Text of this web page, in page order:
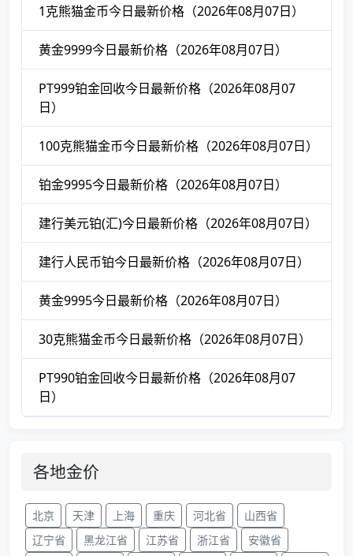
1克熊猫金币今日最新价格（2026年08月07日）
黄金9999今日最新价格（2026年08月07日）
PT999铂金回收今日最新价格（2026年08月07
日）
100克熊猫金币今日最新价格（2026年08月07日）
铂金9995今日最新价格（2026年08月07日）
建行美元铂(汇)今日最新价格（2026年08月07日）
建行人民币铂今日最新价格（2026年08月07日）
黄金9995今日最新价格（2026年08月07日）
30克熊猫金币今日最新价格（2026年08月07日）
PT990铂金回收今日最新价格（2026年08月07
日）
各地金价
北京 天津 上海 重庆 河北省
山西省
辽宁省
黑龙江省 江苏省 浙江省
安徽省